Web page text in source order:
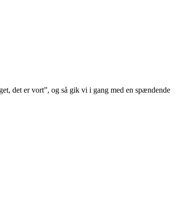
det er vort”, og så gik vi i gang med en spændende